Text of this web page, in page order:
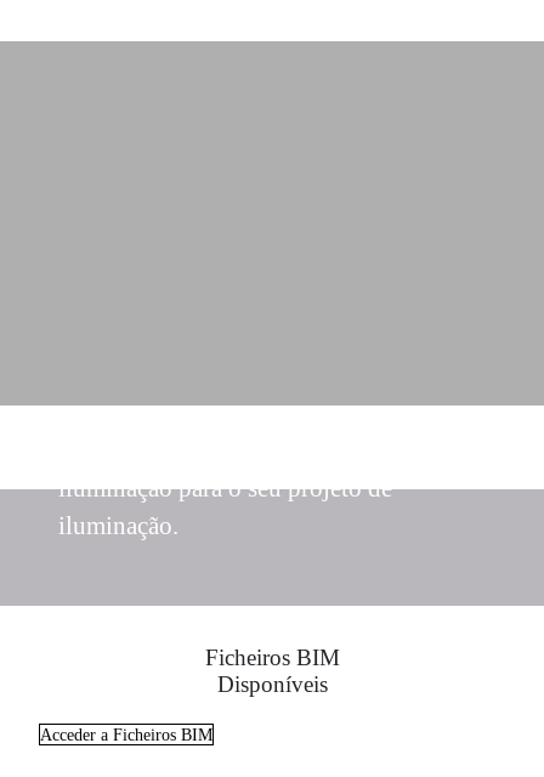
iluminação para o seu projeto de
iluminação.
Ficheiros BIM
Disponíveis
Acceder a Ficheiros BIM